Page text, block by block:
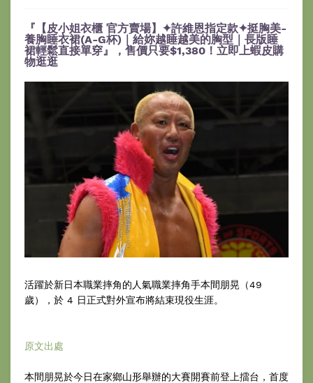
『【皮小姐衣櫃 官方賣場】✦許維恩指定款✦挺胸美-
養胸睡衣裙(A-G杯)｜給妳越睡越美的胸型｜長版睡
裙輕鬆直接單穿』，售價只要$1,380！立即上蝦皮購
物逛逛
活躍於新日本職業摔角的人氣職業摔角手本間朋晃（49
歲），於 4 日正式對外宣布將結束現役生涯。
原文出處
本間朋晃於今日在家鄉山形舉辦的大賽開賽前登上擂台，首度